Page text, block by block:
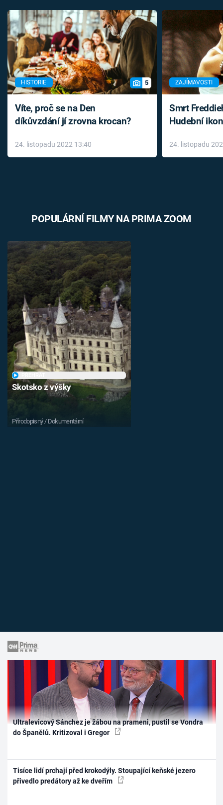
HISTORIE 5
Víte, proč se na Den
díkůvzdání jí zrovna krocan?
24. listopadu 2022 13:40
ZAJÍMAVOSTI
Smrt
Hudební
léky
24. listopadu
POPULÁRNÍ FILMY NA PRIMA ZOOM
Skotsko z výšky
Přírodopisný / Dokumentární
Ultralevicový Sánchez je žábou na prameni, pustil se Vondra
do Španělů. Kritizoval i Gregor
Tisíce lidí prchají před krokodýly. Stoupající keňské jezero
přivedlo predátory až ke dveřím